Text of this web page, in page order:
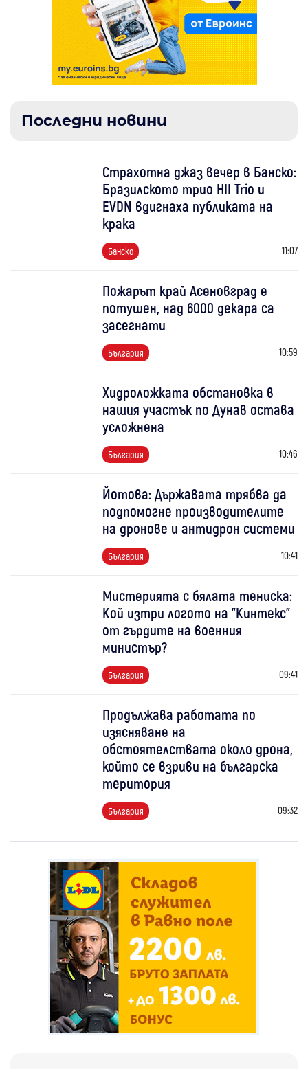
Последни новини
Страхотна джаз вечер в Банско:
Бразилското трио HII Trio и
EVDN вдигнаха публиката на
крака
Банско 11:07
Пожарът край Асеновград е
потушен, над 6000 декара са
засегнати
България 10:59
Хидроложката обстановка в
нашия участък по Дунав остава
усложнена
България 10:46
Йотова: Държавата трябва да
подпомогне производителите
на дронове и антидрон системи
България 10:41
Мистерията с бялата тениска:
Кой изтри логото на "Кинтекс"
от гърдите на военния
министър?
България 09:41
Продължава работата по
изясняване на
обстоятелствата около дрона,
който се взриви на българска
територия
България 09:32